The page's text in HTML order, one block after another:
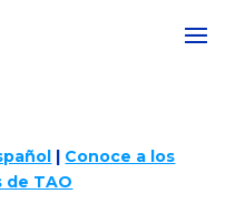
| Conoce a los
de TAO